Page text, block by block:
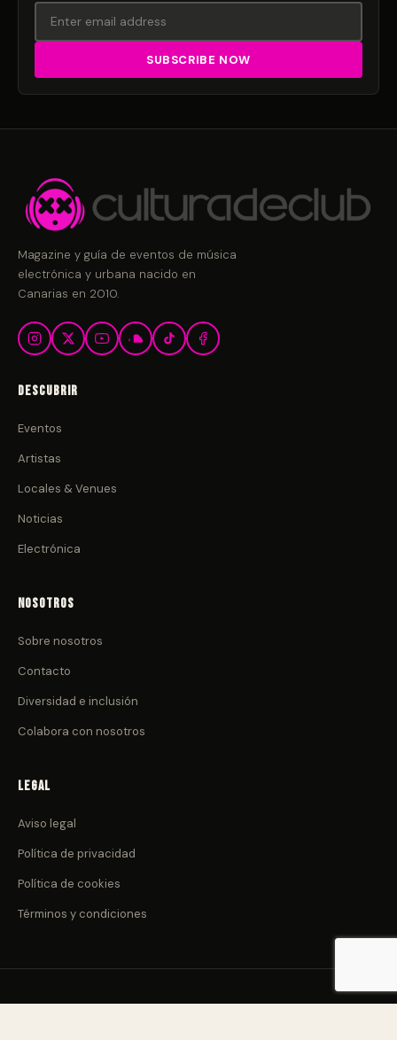
Magazine y guía de eventos de música
electrónica y urbana nacido en
Canarias en 2010.
Descubrir
Eventos
Artistas
Locales & Venues
Noticias
Electrónica
Nosotros
Sobre nosotros
Contacto
Diversidad e inclusión
Colabora con nosotros
Legal
Aviso legal
Política de privacidad
Política de cookies
Términos y condiciones